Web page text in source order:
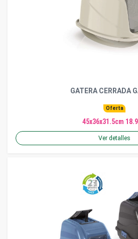
GATERA CERRADA
Oferta
45x36x31.5cm
Ver detalles